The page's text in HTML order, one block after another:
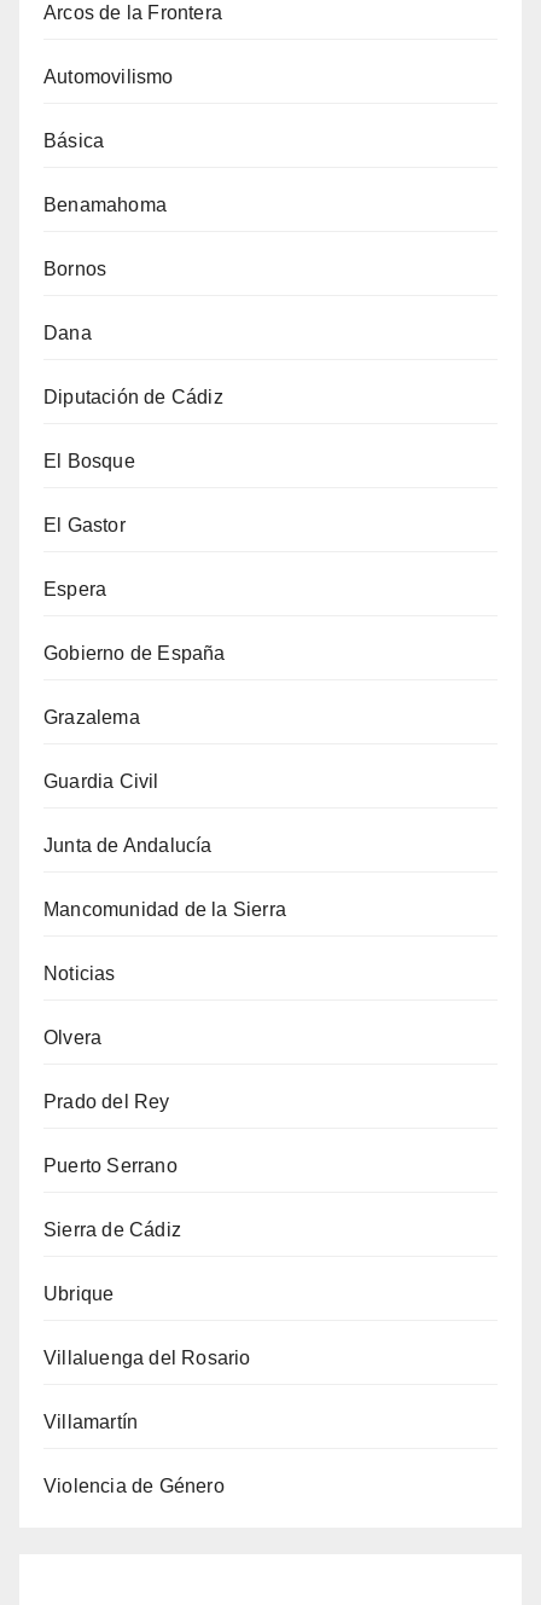
Arcos de la Frontera
Automovilismo
Básica
Benamahoma
Bornos
Dana
Diputación de Cádiz
El Bosque
El Gastor
Espera
Gobierno de España
Grazalema
Guardia Civil
Junta de Andalucía
Mancomunidad de la Sierra
Noticias
Olvera
Prado del Rey
Puerto Serrano
Sierra de Cádiz
Ubrique
Villaluenga del Rosario
Villamartín
Violencia de Género